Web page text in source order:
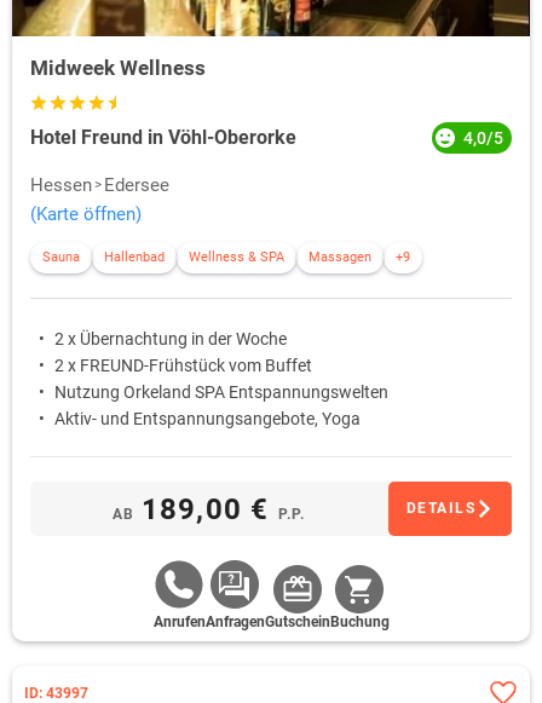
Midweek Wellness
Hotel Freund in Vöhl-Oberorke 4,0/5
Hessen
Edersee
(Karte öffnen)
Sauna Hallenbad Wellness & SPA Massagen +9
2 x Übernachtung in der Woche
2 x FREUND-Frühstück vom Buffet
Nutzung Orkeland SPA Entspannungswelten
Aktiv- und Entspannungsangebote, Yoga
AB 189,00 € P.P. DETAILS
AnrufenAnfragenGutschein Buchung
ID: 43997